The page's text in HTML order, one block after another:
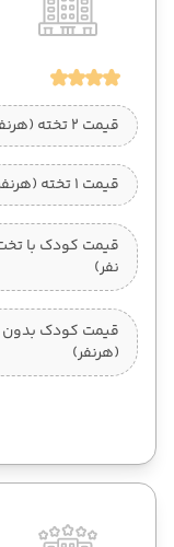
قیمت 2 تخته (هرنفر)
قیمت 1 تخته (هرنفر)
قیمت کودک با
نفر)
قیمت کودک
(هرنفر)